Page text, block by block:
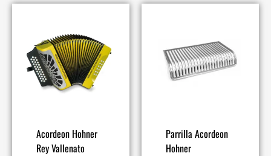
Acordeon Hohner
Rey Vallenato
Parrilla Acordeon
Hohner